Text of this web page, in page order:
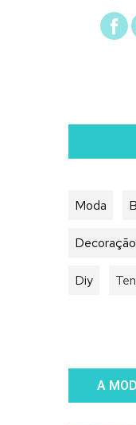
Moda
Decoração
Diy
A